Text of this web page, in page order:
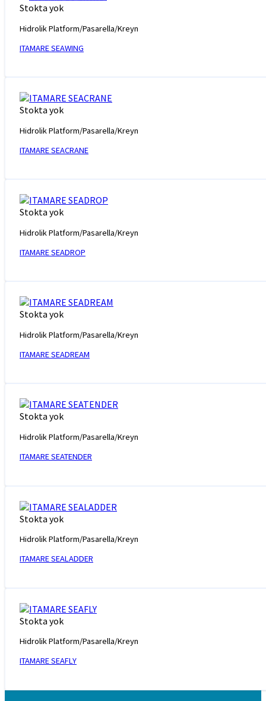
Stokta yok
Hidrolik Platform/Pasarella/Kreyn
ITAMARE SEAWING
Stokta yok
Hidrolik Platform/Pasarella/Kreyn
ITAMARE SEACRANE
Stokta yok
Hidrolik Platform/Pasarella/Kreyn
ITAMARE SEADROP
Stokta yok
Hidrolik Platform/Pasarella/Kreyn
ITAMARE SEADREAM
Stokta yok
Hidrolik Platform/Pasarella/Kreyn
ITAMARE SEATENDER
Stokta yok
Hidrolik Platform/Pasarella/Kreyn
ITAMARE SEALADDER
Stokta yok
Hidrolik Platform/Pasarella/Kreyn
ITAMARE SEAFLY